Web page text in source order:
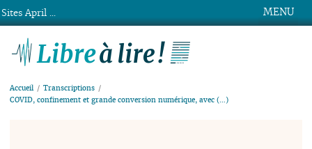
MENU
Accueil
Transcriptions
COVID, confinement et grande conversion numérique, avec (…)
Sites April ...